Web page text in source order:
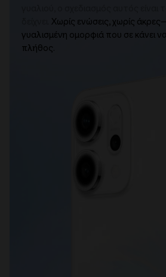
Χωρίς ενώσεις, χωρίς
γυαλισμένη ομορφιά που σε κάνει
πλήθος.